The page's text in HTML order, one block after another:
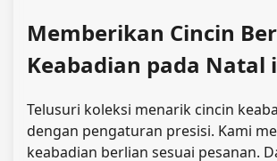
Memberikan Cincin
Keabadian pada Natal
Telusuri koleksi menarik cincin
dengan pengaturan presisi. Kami
keabadian berlian sesuai pesanan.